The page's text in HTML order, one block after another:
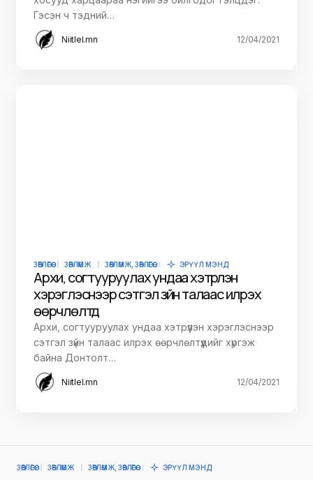
Гэсэн ч тэдний…
Niitlel.mn 12/04/2021
ЗӨВЛӨГӨӨ ЗӨВЛӨМЖ ЗӨВЛӨМЖ, ЗӨВЛӨГӨӨ ЭРҮҮЛ МЭНД
Архи, согтууруулах ундаа хэтрүүлэн
хэрэглэснээр сэтгэл зүйн талаас илрэх
өөрчлөлтүүд
Архи, согтууруулах ундаа хэтрүүлэн хэрэглэснээр
сэтгэл зүйн талаас илрэх өөрчлөлтүүдийг хүргэж
байна Донтолт…
Niitlel.mn 12/04/2021
ЗӨВЛӨГӨӨ ЗӨВЛӨМЖ ЗӨВЛӨМЖ, ЗӨВЛӨГӨӨ ЭРҮҮЛ МЭНД